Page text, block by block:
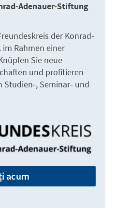
Adenauer-Stiftung
der Konrad-
im Rahmen einer
Sie neue
und profitieren
Studien-, Seminar- und
acum